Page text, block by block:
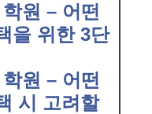
원 – 어떤
을 위한 3단
원 – 어떤
시 고려할